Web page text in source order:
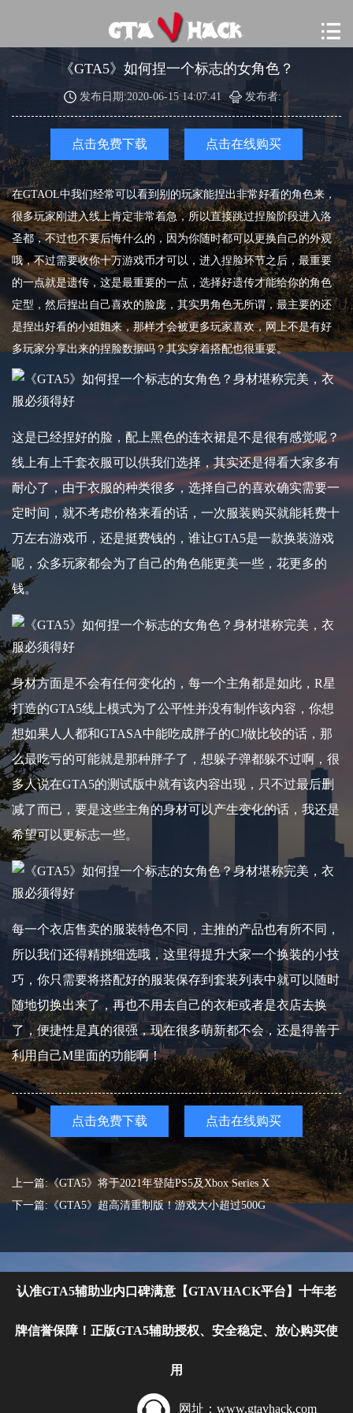
《GTA5》如何捏一个标志的女角色？
发布日期:2020-06-15 14:07:41 发布者:
点击免费下载 点击在线购买
在GTAOL中我们经常可以看到别的玩家能捏出非常好看的角色来，
很多玩家刚进入线上肯定非常着急，所以直接跳过捏脸阶段进入洛
圣都，不过也不要后悔什么的，因为你随时都可以更换自己的外观
哦，不过需要收你十万游戏币才可以，进入捏脸环节之后，最重要
的一点就是遗传，这是最重要的一点，选择好遗传才能给你的角色
定型，然后捏出自己喜欢的脸庞，其实男角色无所谓，最主要的还
是捏出好看的小姐姐来，那样才会被更多玩家喜欢，网上不是有好
多玩家分享出来的捏脸数据吗？其实穿着搭配也很重要。
这是已经捏好的脸，配上黑色的连衣裙是不是很有感觉呢？
线上有上千套衣服可以供我们选择，其实还是得看大家多有
耐心了，由于衣服的种类很多，选择自己的喜欢确实需要一
定时间，就不考虑价格来看的话，一次服装购买就能耗费十
万左右游戏币，还是挺费钱的，谁让GTA5是一款换装游戏
呢，众多玩家都会为了自己的角色能更美一些，花更多的
钱。
身材方面是不会有任何变化的，每一个主角都是如此，R星
打造的GTA5线上模式为了公平性并没有制作该内容，你想
想如果人人都和GTASA中能吃成胖子的CJ做比较的话，那
么最吃亏的可能就是那种胖子了，想躲子弹都躲不过啊，很
多人说在GTA5的测试版中就有该内容出现，只不过最后删
减了而已，要是这些主角的身材可以产生变化的话，我还是
希望可以更标志一些。
每一个衣店售卖的服装特色不同，主推的产品也有所不同，
所以我们还得精挑细选哦，这里得提升大家一个换装的小技
巧，你只需要将搭配好的服装保存到套装列表中就可以随时
随地切换出来了，再也不用去自己的衣柜或者是衣店去换
了，便捷性是真的很强，现在很多萌新都不会，还是得善于
利用自己M里面的功能啊！
点击免费下载 点击在线购买
上一篇:《GTA5》将于2021年登陆PS5及Xbox Series X
下一篇:《GTA5》超高清重制版！游戏大小超过500G
认准GTA5辅助业内口碑满意【GTAVHACK平台】十年老
牌信誉保障！正版GTA5辅助授权、安全稳定、放心购买使
用
网址：www.gtavhack.com